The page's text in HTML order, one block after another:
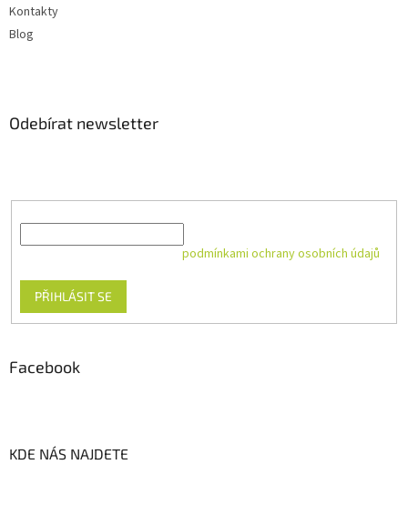
Kontakty
Blog
Odebírat newsletter
podmínkami ochrany osobních údajů
PŘIHLÁSIT SE
Facebook
KDE NÁS NAJDETE